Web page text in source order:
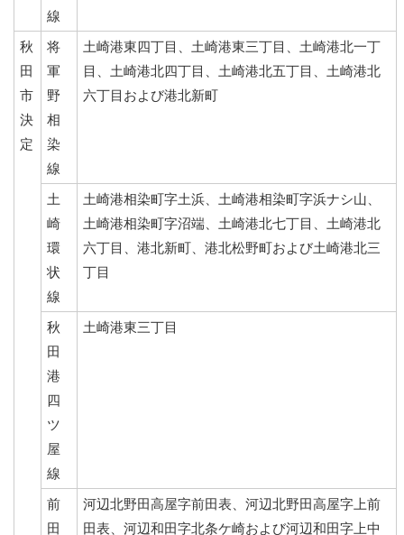
線
秋
田
市
決
定
将
軍
野
相
染
線
土崎港東四丁目、土崎港東三丁目、土崎港北一丁
目、土崎港北四丁目、土崎港北五丁目、土崎港北
六丁目および港北新町
土
崎
環
状
線
土崎港相染町字土浜、土崎港相染町字浜ナシ山、
土崎港相染町字沼端、土崎港北七丁目、土崎港北
六丁目、港北新町、港北松野町および土崎港北三
丁目
秋
田
港
四
ツ
屋
線
土崎港東三丁目
前
田
河辺北野田高屋字前田表、河辺北野田高屋字上前
田表、河辺和田字北条ケ崎および河辺和田字上中